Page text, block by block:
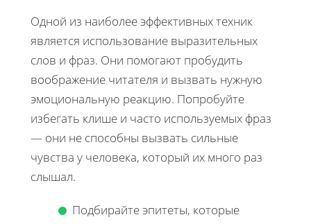
Одной из наиболее эффективных техник
является использование выразительных
слов и фраз. Они помогают пробудить
воображение читателя и вызвать нужную
эмоциональную реакцию. Попробуйте
избегать клише и часто используемых фраз
— они не способны вызвать сильные
чувства у человека, который их много раз
слышал.
Подбирайте эпитеты, которые